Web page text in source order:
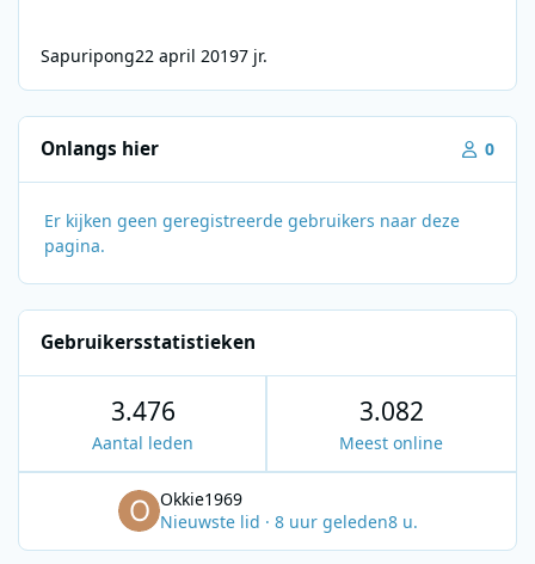
Sapuripong22 april 20197 jr.
Onlangs hier 0
Er kijken geen geregistreerde gebruikers naar deze
pagina.
Gebruikersstatistieken
3.476
Aantal leden
3.082
Meest online
Okkie1969
Nieuwste lid · 8 uur geleden8 u.